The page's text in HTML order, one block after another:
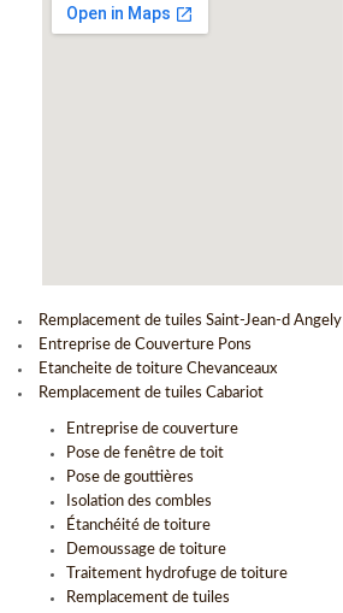
Remplacement de tuiles Saint-Jean-d Angely
Entreprise de Couverture Pons
Etancheite de toiture Chevanceaux
Remplacement de tuiles Cabariot
Entreprise de couverture
Pose de fenêtre de toit
Pose de gouttières
Isolation des combles
Étanchéité de toiture
Demoussage de toiture
Traitement hydrofuge de toiture
Remplacement de tuiles